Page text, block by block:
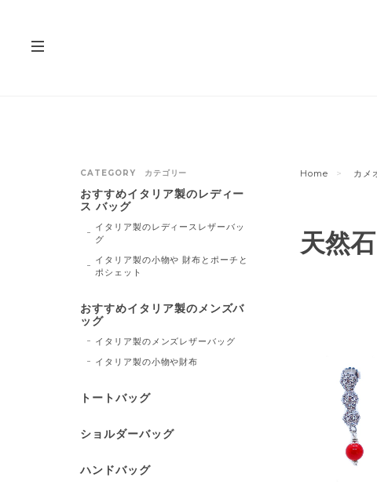
Home カメ
天然石
CATEGORY カテゴリー
おすすめイタリア製のレディー
ス バッグ
イタリア製のレディースレザーバッ
グ
イタリア製の小物や 財布とポーチと
ポシェット
おすすめイタリア製のメンズバ
ッグ
イタリア製のメンズレザーバッグ
イタリア製の小物や財布
トートバッグ
ショルダーバッグ
ハンドバッグ